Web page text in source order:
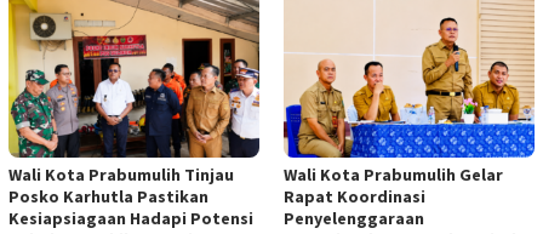
Wali Kota Prabumulih Tinjau
Posko Karhutla Pastikan
Kesiapsiagaan Hadapi Potensi
Wali Kota Prabumulih Gelar
Rapat Koordinasi
Penyelenggaraan